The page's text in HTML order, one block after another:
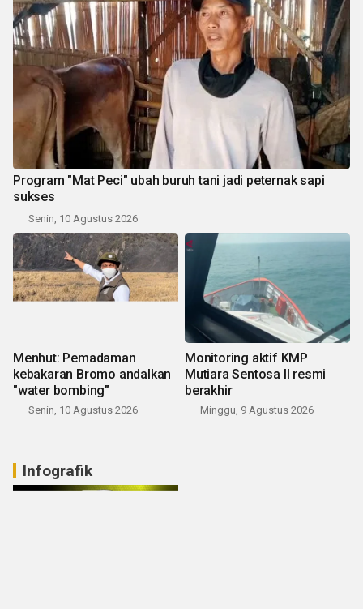
Program "Mat Peci" ubah buruh tani jadi peternak sapi
sukses
Senin, 10 Agustus 2026
Menhut: Pemadaman
kebakaran Bromo andalkan
"water bombing"
Senin, 10 Agustus 2026
Monitoring aktif KMP
Mutiara Sentosa II resmi
berakhir
Minggu, 9 Agustus 2026
Infografik